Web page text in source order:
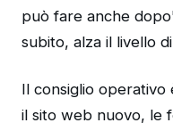
può fare anche
subito, alza il livello
Il consiglio operativo
il sito web nuovo, le